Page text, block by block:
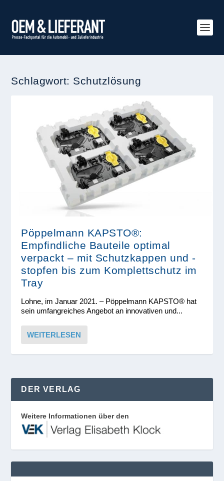
Schlagwort: Schutzlösung
Pöppelmann KAPSTO®:
Empfindliche Bauteile optimal
verpackt – mit Schutzkappen und -
stopfen bis zum Komplettschutz im
Tray
Lohne, im Januar 2021. – Pöppelmann KAPSTO® hat
sein umfangreiches Angebot an innovativen und...
WEITERLESEN
DER VERLAG
Weitere Informationen über den